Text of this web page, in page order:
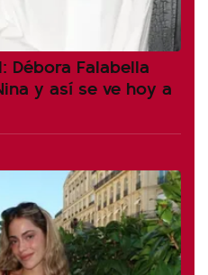
Débora Falabella
y así se ve hoy a